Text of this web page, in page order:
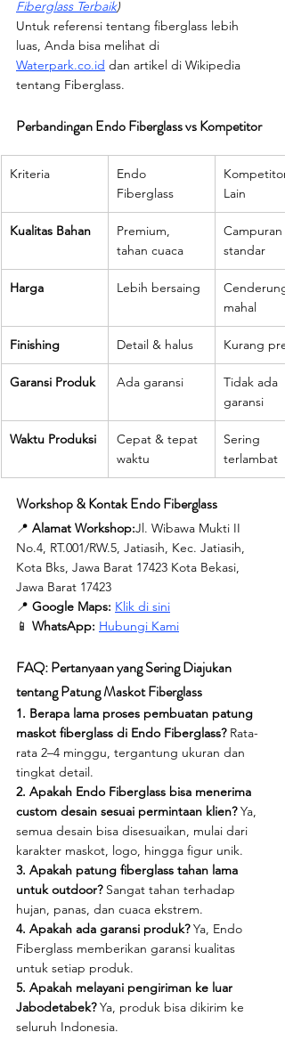
Fiberglass Terbaik)
Untuk referensi tentang fiberglass lebih
luas, Anda bisa melihat di
Waterpark.co.id dan artikel di Wikipedia
tentang Fiberglass.
Perbandingan Endo Fiberglass vs Kompetitor
Kriteria
Endo
Fiberglass
Kompetitor
Lain
Kualitas Bahan
Premium,
tahan cuaca
Campuran
standar
Harga Lebih bersaing
Cenderung
mahal
Finishing Detail & halus Kurang
Garansi Produk Ada garansi
Tidak ada
garansi
Waktu Produksi
Cepat & tepat
waktu
Sering
terlambat
Workshop & Kontak Endo Fiberglass
📍 Alamat Workshop:Jl. Wibawa Mukti II
No.4, RT.001/RW.5, Jatiasih, Kec. Jatiasih,
Kota Bks, Jawa Barat 17423 Kota Bekasi,
Jawa Barat 17423
📍 Google Maps: Klik di sini
📱 WhatsApp: Hubungi Kami
FAQ: Pertanyaan yang Sering Diajukan
tentang Patung Maskot Fiberglass
1. Berapa lama proses pembuatan patung
maskot fiberglass di Endo Fiberglass? Rata-
rata 2–4 minggu, tergantung ukuran dan
tingkat detail.
2. Apakah Endo Fiberglass bisa menerima
custom desain sesuai permintaan klien? Ya,
semua desain bisa disesuaikan, mulai dari
karakter maskot, logo, hingga figur unik.
3. Apakah patung fiberglass tahan lama
untuk outdoor? Sangat tahan terhadap
hujan, panas, dan cuaca ekstrem.
4. Apakah ada garansi produk? Ya, Endo
Fiberglass memberikan garansi kualitas
untuk setiap produk.
5. Apakah melayani pengiriman ke luar
Jabodetabek? Ya, produk bisa dikirim ke
seluruh Indonesia.